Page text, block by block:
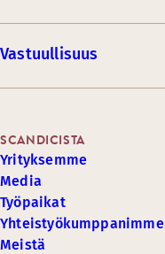
Vastuullisuus
SCANDICISTA
Yrityksemme
Media
Työpaikat
Yhteistyökumppanimme
Meistä